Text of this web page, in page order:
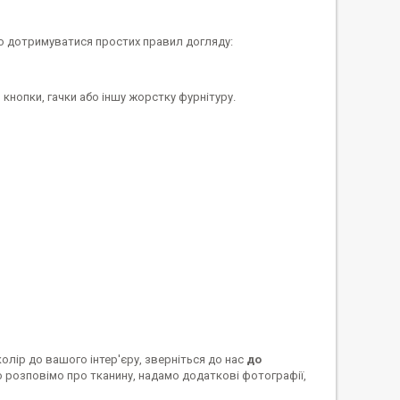
дотримуватися простих правил догляду:
гачки або іншу жорстку фурнітуру.
до вашого інтер'єру, зверніться до нас до
про тканину, надамо додаткові фотографії,